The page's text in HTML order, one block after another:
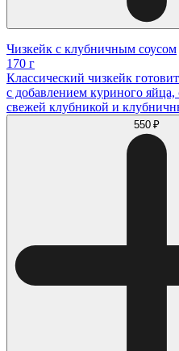
Чизкейк с клубничным соусом
170 г
Классический чизкейк
с добавлением куриного
свежей клубникой и
550 ₽